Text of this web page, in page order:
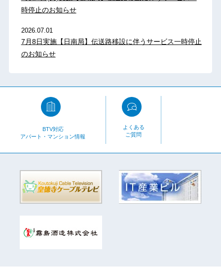
時停止のお知らせ
2026.07.01
7月8日実施【日南局】伝送路移設に伴うサービス一時停止
のお知らせ
BTV対応
アパート・マンション情報
よくある
ご質問